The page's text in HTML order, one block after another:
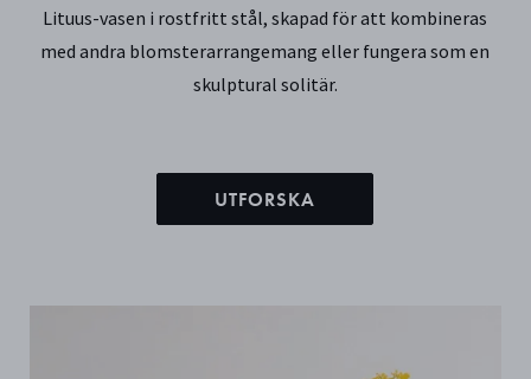
Lituus-vasen i rostfritt stål, skapad för att kombineras
med andra blomsterarrangemang eller fungera som en
skulptural solitär.
UTFORSKA